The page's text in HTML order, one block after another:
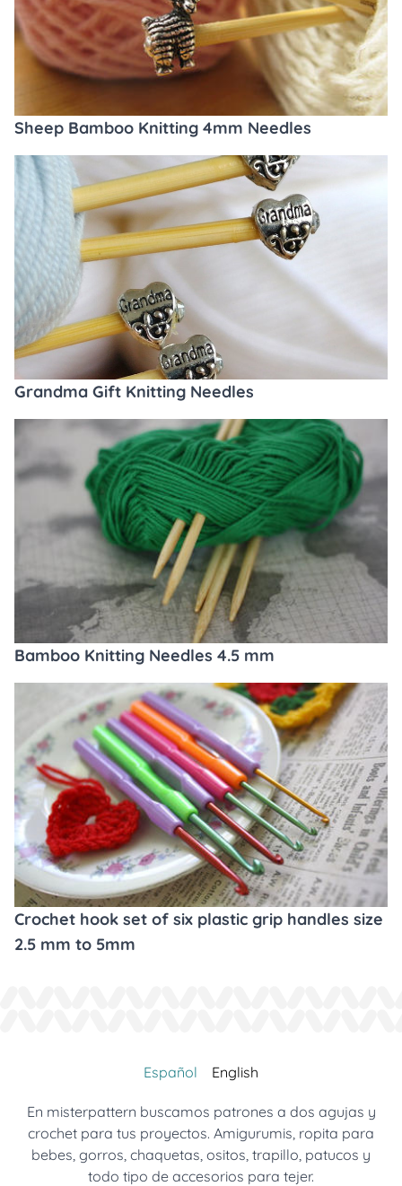
Sheep Bamboo Knitting 4mm Needles
Grandma Gift Knitting Needles
Bamboo Knitting Needles 4.5 mm
Crochet hook set of six plastic grip handles size
2.5 mm to 5mm
Español English
En misterpattern buscamos patrones a dos agujas y
crochet para tus proyectos. Amigurumis, ropita para
bebes, gorros, chaquetas, ositos, trapillo, patucos y
todo tipo de accesorios para tejer.